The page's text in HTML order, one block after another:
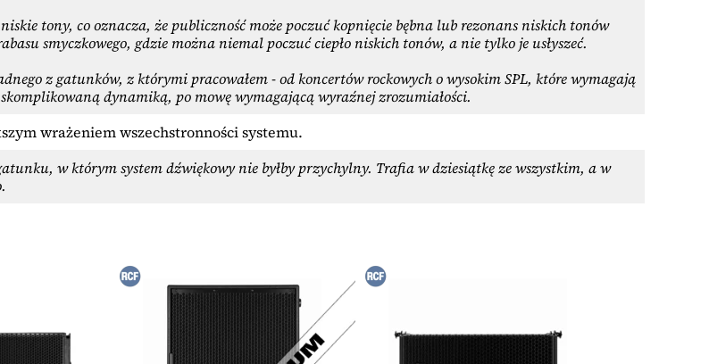
tony, co oznacza, że publiczność może poczuć kopnięcie bębna lub rezonans niskich tonów
smyczkowego, gdzie można niemal poczuć ciepło niskich tonów, a nie tylko je usłyszeć.
z gatunków, z którymi pracowałem - od koncertów rockowych o wysokim SPL, które wymagają
dynamiką, po mowę wymagającą wyraźnej zrozumiałości.
wrażeniem wszechstronności systemu.
w którym system dźwiękowy nie byłby przychylny. Trafia w dziesiątkę ze wszystkim, a w